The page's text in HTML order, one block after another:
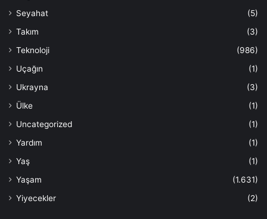
Seyahat
(5)
Takım
(3)
Teknoloji
(986)
Uçağın
(1)
Ukrayna
(3)
Ülke
(1)
Uncategorized
(1)
Yardım
(1)
Yaş
(1)
Yaşam
(1.631)
Yiyecekler
(2)